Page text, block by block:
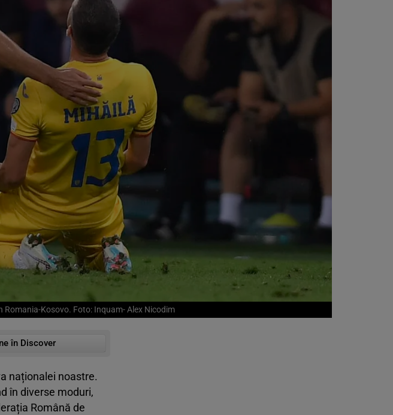
Kosovo. Foto: Inquam- Alex Nicodim
în Discover
naționalei noastre.
în diverse moduri,
Română de